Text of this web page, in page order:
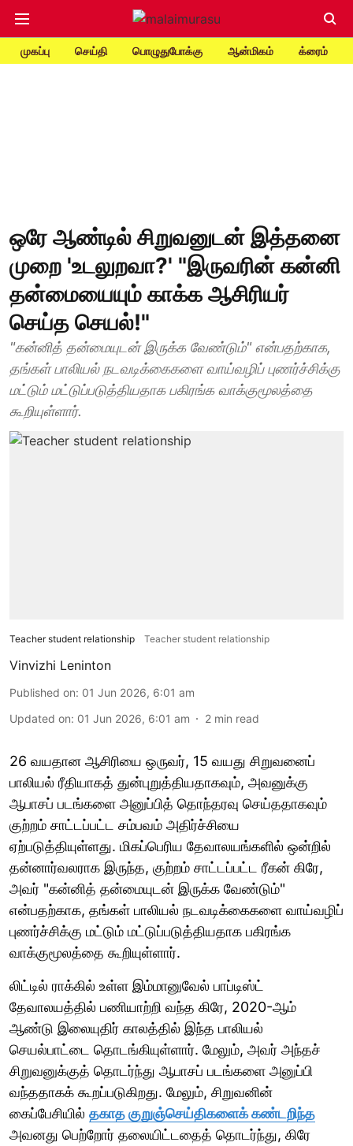
முகப்பு செய்தி பொழுதுபோக்கு ஆன்மிகம் க்ரைம்
ஒரே ஆண்டில் சிறுவனுடன் இத்தனை
முறை 'உடலுறவா?' "இருவரின் கன்னி
தன்மையையும் காக்க ஆசிரியர்
செய்த செயல்!"
"கன்னித் தன்மையுடன் இருக்க வேண்டும்" என்பதற்காக,
தங்கள் பாலியல் நடவடிக்கைகளை வாய்வழிப் புணர்ச்சிக்கு
மட்டும் மட்டுப்படுத்தியதாக பகிரங்க வாக்குமூலத்தை
கூறியுள்ளார்.
Teacher student relationship Teacher student relationship
Vinvizhi Leninton
Published on: 01 Jun 2026, 6:01 am
Updated on: 01 Jun 2026, 6:01 am 2 min read
26 வயதான ஆசிரியை ஒருவர், 15 வயது சிறுவனைப்
பாலியல் ரீதியாகத் துன்புறுத்தியதாகவும், அவனுக்கு
ஆபாசப் படங்களை அனுப்பித் தொந்தரவு செய்ததாகவும்
குற்றம் சாட்டப்பட்ட சம்பவம் அதிர்ச்சியை
ஏற்படுத்தியுள்ளது. மிகப்பெரிய தேவாலயங்களில் ஒன்றில்
தன்னார்வலராக இருந்த, குற்றம் சாட்டப்பட்ட ரீகன் கிரே,
அவர் "கன்னித் தன்மையுடன் இருக்க வேண்டும்"
என்பதற்காக, தங்கள் பாலியல் நடவடிக்கைகளை வாய்வழிப்
புணர்ச்சிக்கு மட்டும் மட்டுப்படுத்தியதாக பகிரங்க
வாக்குமூலத்தை கூறியுள்ளார்.
லிட்டில் ராக்கில் உள்ள இம்மானுவேல் பாப்டிஸ்ட்
தேவாலயத்தில் பணியாற்றி வந்த கிரே, 2020-ஆம்
ஆண்டு இலையுதிர் காலத்தில் இந்த பாலியல்
செயல்பாட்டை தொடங்கியுள்ளார். மேலும், அவர் அந்தச்
சிறுவனுக்குத் தொடர்ந்து ஆபாசப் படங்களை அனுப்பி
வந்ததாகக் கூறப்படுகிறது. மேலும், சிறுவனின்
கைப்பேசியில் தகாத குறுஞ்செய்திகளைக் கண்டறிந்த
அவனது பெற்றோர் தலையிட்டதைத் தொடர்ந்து, கிரே